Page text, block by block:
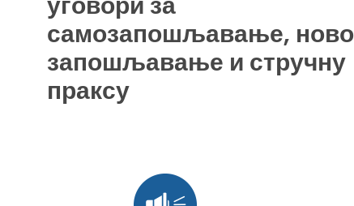
самозапошљавање, ново
запошљавање и стручну
праксу